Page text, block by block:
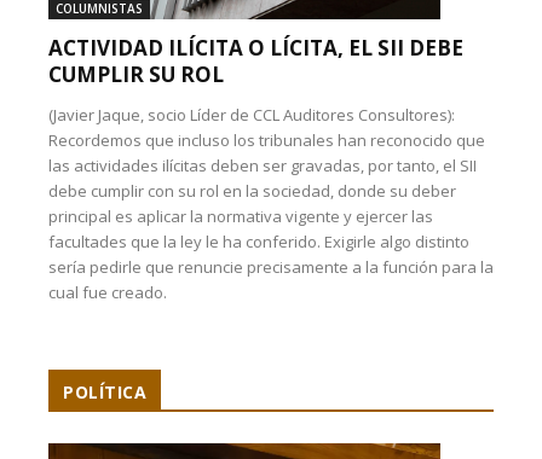
COLUMNISTAS
ACTIVIDAD ILÍCITA O LÍCITA, EL SII DEBE
CUMPLIR SU ROL
(Javier Jaque, socio Líder de CCL Auditores Consultores):
Recordemos que incluso los tribunales han reconocido que
las actividades ilícitas deben ser gravadas, por tanto, el SII
debe cumplir con su rol en la sociedad, donde su deber
principal es aplicar la normativa vigente y ejercer las
facultades que la ley le ha conferido. Exigirle algo distinto
sería pedirle que renuncie precisamente a la función para la
cual fue creado.
POLÍTICA